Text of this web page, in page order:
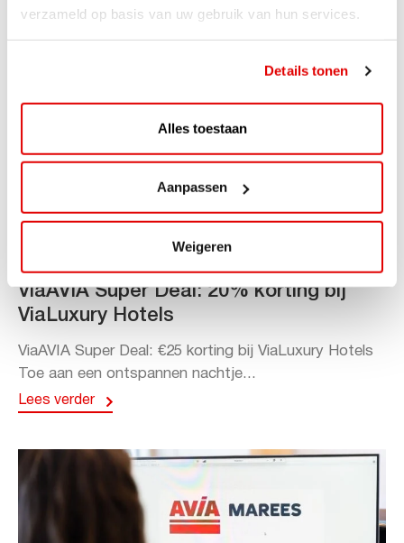
verzameld op basis van uw gebruik van hun services.
Details tonen
Alles toestaan
Aanpassen
Weigeren
ViaAVIA Super Deal: 20% korting bij
ViaLuxury Hotels
ViaAVIA Super Deal: €25 korting bij ViaLuxury Hotels
Toe aan een ontspannen nachtje...
Lees verder